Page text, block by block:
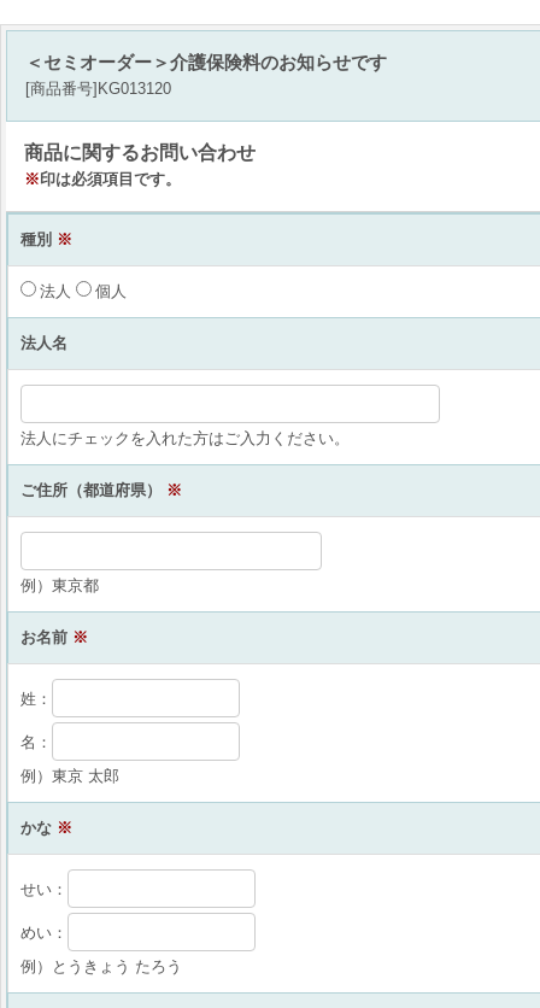
＜セミオーダー＞介護保険料のお知らせです
[商品番号]KG013120
商品に関するお問い合わせ
※印は必須項目です。
種別 ※
法人 個人
法人名
法人にチェックを入れた方はご入力ください。
ご住所（都道府県） ※
例）東京都
お名前 ※
姓：
名：
例）東京 太郎
かな ※
せい：
めい：
例）とうきょう たろう